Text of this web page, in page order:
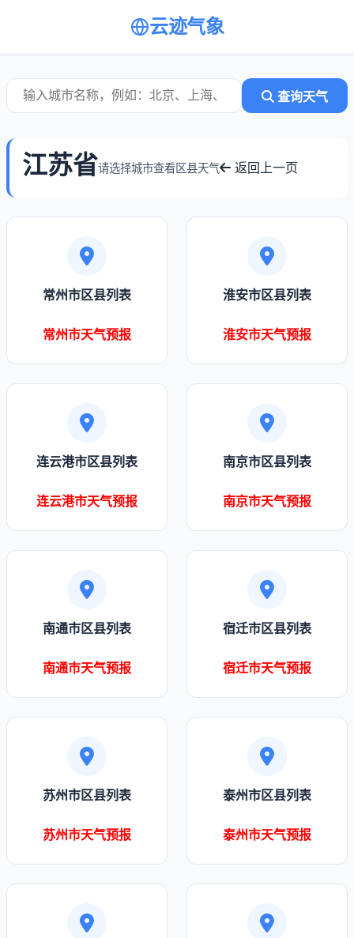
云迹气象
查询天气
江苏省请选择城市查看区县天气 返回上一页
常州市区县列表
常州市天气预报
淮安市区县列表
淮安市天气预报
连云港市区县列表
连云港市天气预报
南京市区县列表
南京市天气预报
南通市区县列表
南通市天气预报
宿迁市区县列表
宿迁市天气预报
苏州市区县列表
苏州市天气预报
泰州市区县列表
泰州市天气预报